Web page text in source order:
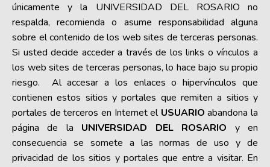
únicamente y la UNIVERSIDAD DEL ROSARIO no
respalda, recomienda o asume responsabilidad alguna
sobre el contenido de los web sites de terceras personas.
Si usted decide acceder a través de los links o vínculos a
los web sites de terceras personas, lo hace bajo su propio
riesgo. Al accesar a los enlaces o hipervínculos que
contienen estos sitios y portales que remiten a sitios y
portales de terceros en Internet el USUARIO abandona la
página de la UNIVERSIDAD DEL ROSARIO y en
consecuencia se somete a las normas de uso y de
privacidad de los sitios y portales que entre a visitar. En